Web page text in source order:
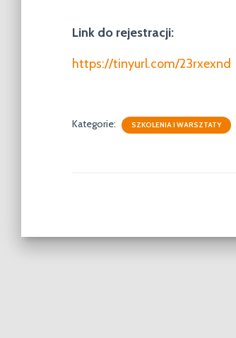
Link do rejestracji:
https://tinyurl.com/23rxexnd
Kategorie: SZKOLENIA I WARSZTATY